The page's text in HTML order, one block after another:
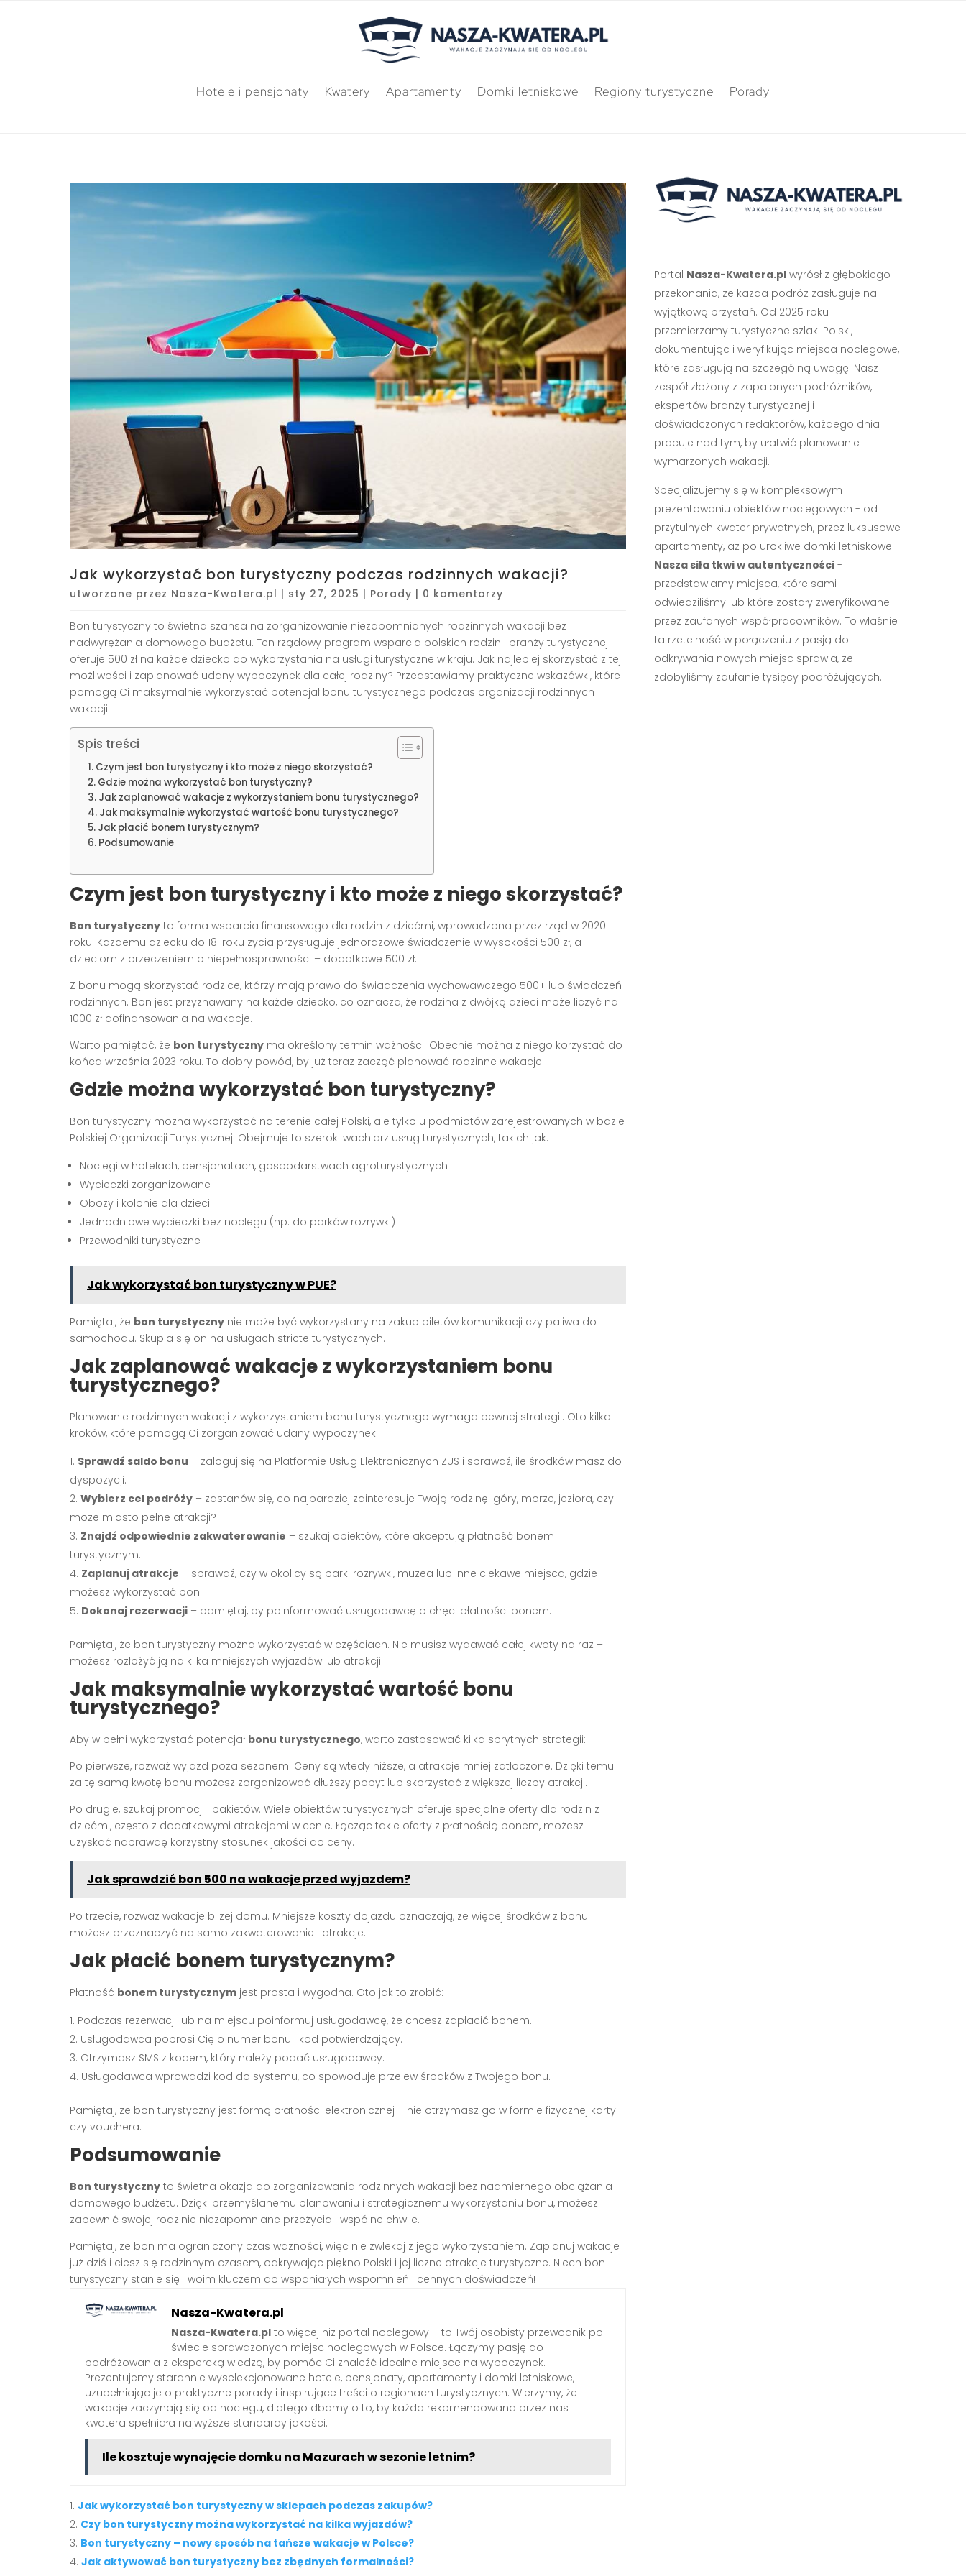
Hotele i pensjonaty Kwatery Apartamenty Domki letniskowe Regiony turystyczne Porady
Jak wykorzystać bon turystyczny podczas rodzinnych wakacji?
utworzone przez Nasza-Kwatera.pl | sty 27, 2025 | Porady | 0 komentarzy
Bon turystyczny to świetna szansa na zorganizowanie niezapomnianych rodzinnych wakacji bez
nadwyrężania domowego budżetu. Ten rządowy program wsparcia polskich rodzin i branży turystycznej
oferuje 500 zł na każde dziecko do wykorzystania na usługi turystyczne w kraju. Jak najlepiej skorzystać z tej
możliwości i zaplanować udany wypoczynek dla całej rodziny? Przedstawiamy praktyczne wskazówki, które
pomogą Ci maksymalnie wykorzystać potencjał bonu turystycznego podczas organizacji rodzinnych
wakacji.
Spis treści
Czym jest bon turystyczny i kto może z niego skorzystać?
Gdzie można wykorzystać bon turystyczny?
Jak zaplanować wakacje z wykorzystaniem bonu turystycznego?
Jak maksymalnie wykorzystać wartość bonu turystycznego?
Jak płacić bonem turystycznym?
Podsumowanie
Czym jest bon turystyczny i kto może z niego skorzystać?
Bon turystyczny to forma wsparcia finansowego dla rodzin z dziećmi, wprowadzona przez rząd w 2020
roku. Każdemu dziecku do 18. roku życia przysługuje jednorazowe świadczenie w wysokości 500 zł, a
dzieciom z orzeczeniem o niepełnosprawności – dodatkowe 500 zł.
Z bonu mogą skorzystać rodzice, którzy mają prawo do świadczenia wychowawczego 500+ lub świadczeń
rodzinnych. Bon jest przyznawany na każde dziecko, co oznacza, że rodzina z dwójką dzieci może liczyć na
1000 zł dofinansowania na wakacje.
Warto pamiętać, że bon turystyczny ma określony termin ważności. Obecnie można z niego korzystać do
końca września 2023 roku. To dobry powód, by już teraz zacząć planować rodzinne wakacje!
Gdzie można wykorzystać bon turystyczny?
Bon turystyczny można wykorzystać na terenie całej Polski, ale tylko u podmiotów zarejestrowanych w bazie
Polskiej Organizacji Turystycznej. Obejmuje to szeroki wachlarz usług turystycznych, takich jak:
Noclegi w hotelach, pensjonatach, gospodarstwach agroturystycznych
Wycieczki zorganizowane
Obozy i kolonie dla dzieci
Jednodniowe wycieczki bez noclegu (np. do parków rozrywki)
Przewodniki turystyczne
Jak wykorzystać bon turystyczny w PUE?
Pamiętaj, że bon turystyczny nie może być wykorzystany na zakup biletów komunikacji czy paliwa do
samochodu. Skupia się on na usługach stricte turystycznych.
Jak zaplanować wakacje z wykorzystaniem bonu
turystycznego?
Planowanie rodzinnych wakacji z wykorzystaniem bonu turystycznego wymaga pewnej strategii. Oto kilka
kroków, które pomogą Ci zorganizować udany wypoczynek:
Sprawdź saldo bonu – zaloguj się na Platformie Usług Elektronicznych ZUS i sprawdź, ile środków masz do
dyspozycji.
Wybierz cel podróży – zastanów się, co najbardziej zainteresuje Twoją rodzinę: góry, morze, jeziora, czy
może miasto pełne atrakcji?
Znajdź odpowiednie zakwaterowanie – szukaj obiektów, które akceptują płatność bonem
turystycznym.
Zaplanuj atrakcje – sprawdź, czy w okolicy są parki rozrywki, muzea lub inne ciekawe miejsca, gdzie
możesz wykorzystać bon.
Dokonaj rezerwacji – pamiętaj, by poinformować usługodawcę o chęci płatności bonem.
Pamiętaj, że bon turystyczny można wykorzystać w częściach. Nie musisz wydawać całej kwoty na raz –
możesz rozłożyć ją na kilka mniejszych wyjazdów lub atrakcji.
Jak maksymalnie wykorzystać wartość bonu
turystycznego?
Aby w pełni wykorzystać potencjał bonu turystycznego, warto zastosować kilka sprytnych strategii:
Po pierwsze, rozważ wyjazd poza sezonem. Ceny są wtedy niższe, a atrakcje mniej zatłoczone. Dzięki temu
za tę samą kwotę bonu możesz zorganizować dłuższy pobyt lub skorzystać z większej liczby atrakcji.
Po drugie, szukaj promocji i pakietów. Wiele obiektów turystycznych oferuje specjalne oferty dla rodzin z
dziećmi, często z dodatkowymi atrakcjami w cenie. Łącząc takie oferty z płatnością bonem, możesz
uzyskać naprawdę korzystny stosunek jakości do ceny.
Jak sprawdzić bon 500 na wakacje przed wyjazdem?
Po trzecie, rozważ wakacje bliżej domu. Mniejsze koszty dojazdu oznaczają, że więcej środków z bonu
możesz przeznaczyć na samo zakwaterowanie i atrakcje.
Jak płacić bonem turystycznym?
Płatność bonem turystycznym jest prosta i wygodna. Oto jak to zrobić:
Podczas rezerwacji lub na miejscu poinformuj usługodawcę, że chcesz zapłacić bonem.
Usługodawca poprosi Cię o numer bonu i kod potwierdzający.
Otrzymasz SMS z kodem, który należy podać usługodawcy.
Usługodawca wprowadzi kod do systemu, co spowoduje przelew środków z Twojego bonu.
Pamiętaj, że bon turystyczny jest formą płatności elektronicznej – nie otrzymasz go w formie fizycznej karty
czy vouchera.
Podsumowanie
Bon turystyczny to świetna okazja do zorganizowania rodzinnych wakacji bez nadmiernego obciążania
domowego budżetu. Dzięki przemyślanemu planowaniu i strategicznemu wykorzystaniu bonu, możesz
zapewnić swojej rodzinie niezapomniane przeżycia i wspólne chwile.
Pamiętaj, że bon ma ograniczony czas ważności, więc nie zwlekaj z jego wykorzystaniem. Zaplanuj wakacje
już dziś i ciesz się rodzinnym czasem, odkrywając piękno Polski i jej liczne atrakcje turystyczne. Niech bon
turystyczny stanie się Twoim kluczem do wspaniałych wspomnień i cennych doświadczeń!
Nasza-Kwatera.pl
Nasza-Kwatera.pl to więcej niż portal noclegowy – to Twój osobisty przewodnik po
świecie sprawdzonych miejsc noclegowych w Polsce. Łączymy pasję do
podróżowania z ekspercką wiedzą, by pomóc Ci znaleźć idealne miejsce na wypoczynek.
Prezentujemy starannie wyselekcjonowane hotele, pensjonaty, apartamenty i domki letniskowe,
uzupełniając je o praktyczne porady i inspirujące treści o regionach turystycznych. Wierzymy, że
wakacje zaczynają się od noclegu, dlatego dbamy o to, by każda rekomendowana przez nas
kwatera spełniała najwyższe standardy jakości.
Ile kosztuje wynajęcie domku na Mazurach w sezonie letnim?
Jak wykorzystać bon turystyczny w sklepach podczas zakupów?
Czy bon turystyczny można wykorzystać na kilka wyjazdów?
Bon turystyczny – nowy sposób na tańsze wakacje w Polsce?
Jak aktywować bon turystyczny bez zbędnych formalności?
Portal Nasza-Kwatera.plwyrósł z głębokiego
przekonania, że każda podróż zasługuje na
wyjątkową przystań. Od 2025 roku
przemierzamy turystyczne szlaki Polski,
dokumentując i weryfikując miejsca noclegowe,
które zasługują na szczególną uwagę. Nasz
zespół złożony z zapalonych podróżników,
ekspertów branży turystycznej i
doświadczonych redaktorów, każdego dnia
pracuje nad tym, by ułatwić planowanie
wymarzonych wakacji.
Specjalizujemy się w kompleksowym
prezentowaniu obiektów noclegowych - od
przytulnych kwater prywatnych, przez luksusowe
apartamenty, aż po urokliwe domki letniskowe.
Nasza siła tkwi w autentyczności-
przedstawiamy miejsca, które sami
odwiedziliśmy lub które zostały zweryfikowane
przez zaufanych współpracowników. To właśnie
ta rzetelność w połączeniu z pasją do
odkrywania nowych miejsc sprawia, że
zdobyliśmy zaufanie tysięcy podróżujących.